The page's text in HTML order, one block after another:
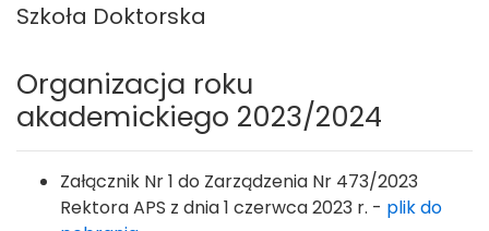
Szkoła Doktorska
Organizacja roku
akademickiego 2023/2024
Załącznik Nr 1 do Zarządzenia Nr 473/2023
Rektora APS z dnia 1 czerwca 2023 r. - plik do